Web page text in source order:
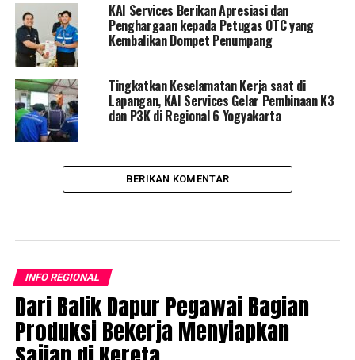
KAI Services Berikan Apresiasi dan
Penghargaan kepada Petugas OTC yang
Kembalikan Dompet Penumpang
Tingkatkan Keselamatan Kerja saat di
Lapangan, KAI Services Gelar Pembinaan K3
dan P3K di Regional 6 Yogyakarta
BERIKAN KOMENTAR
INFO REGIONAL
Dari Balik Dapur Pegawai Bagian
Produksi Bekerja Menyiapkan